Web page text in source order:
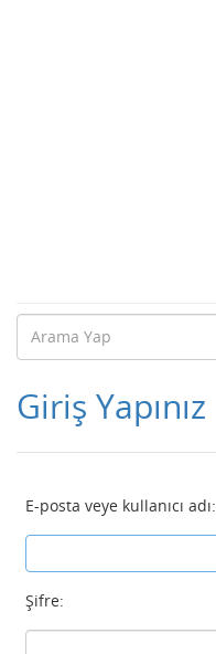
Giriş Yapınız
E-posta veye kullanıcı adı:
Şifre: